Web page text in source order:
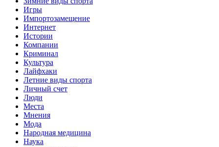
Игры
Импортозамещение
Интернет
Истории
Компании
Криминал
Культура
Лайфхаки
Летние виды спорта
Личный счет
Люди
Места
Мнения
Мода
Народная медицина
Наука